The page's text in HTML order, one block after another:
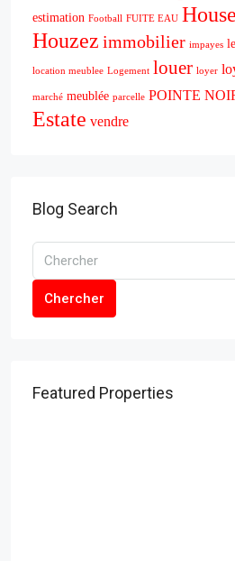
estimation Football FUITE EAU
Houzez immobilier impayes
location meublee Logement louer loyer
marché meublée parcelle POINTE
Estate vendre
Blog Search
Chercher
Featured Properties